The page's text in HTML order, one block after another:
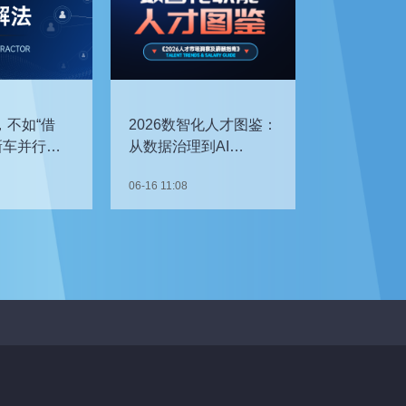
不如“借
并行开
2026数智化人才图鉴：
从数据治理到AI
06-16 11:08